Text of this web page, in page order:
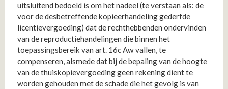
uitsluitend bedoeld is om het nadeel (te verstaan als: de
voor de desbetreffende kopieerhandeling gederfde
licentievergoeding) dat de rechthebbenden ondervinden
van de reproductiehandelingen die binnen het
toepassingsbereik van art. 16c Aw vallen, te
compenseren, alsmede dat bij de bepaling van de hoogte
van de thuiskopievergoeding geen rekening dient te
worden gehouden met de schade die het gevolg is van